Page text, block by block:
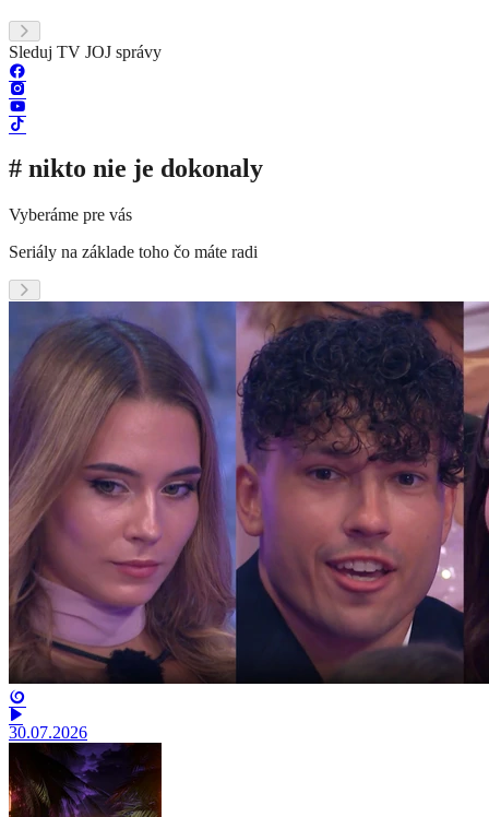
Sleduj TV JOJ správy
# nikto nie je dokonaly
Vyberáme pre vás
Seriály na základe toho čo máte radi
30.07.2026